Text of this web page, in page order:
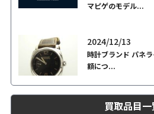
マピゲのモデル...
2024/12/13
時計ブランド パネ
額につ...
買取品目